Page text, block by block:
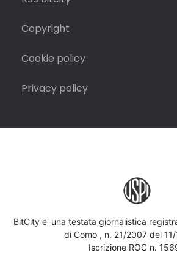
Copyright
Cookie policy
Privacy policy
BitCity e' una testata giornalistica
di Como , n. 21/2007 del
Iscrizione ROC n.